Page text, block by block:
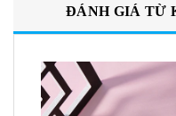
ĐÁNH GIÁ TỪ